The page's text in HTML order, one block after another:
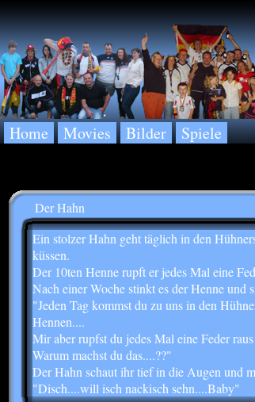
Home Movies Bilder Spiele
Der Hahn
Ein stolzer Hahn geht täglich in den
küssen.
Der 10ten Henne rupft er jedes Mal eine
Nach einer Woche stinkt es der Henne und
"Jeden Tag kommst du zu uns in den
Hennen....
Mir aber rupfst du jedes Mal eine Feder
Warum machst du das....??"
Der Hahn schaut ihr tief in die Augen und
"Disch....will isch nackisch sehn....Baby"